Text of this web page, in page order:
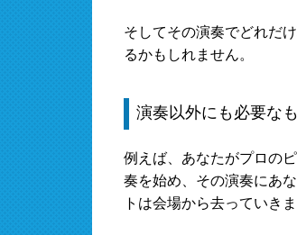
そしてその演奏でどれだ
るかもしれません。
演奏以外にも必要な
例えば、あなたがプロの
奏を始め、その演奏にあ
トは会場から去っていきま